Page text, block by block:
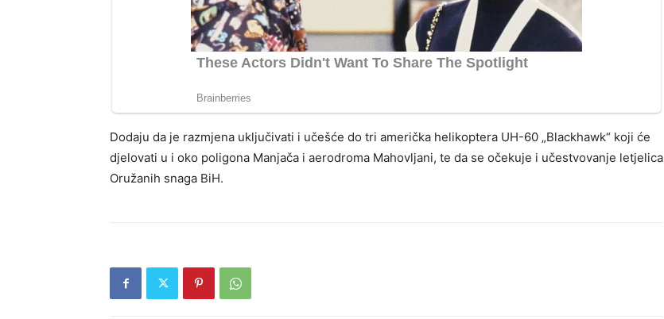
Dodaju da je razmjena uključivati i učešće do tri američka helikoptera UH-60 „Blackhawk“ koji će
djelovati u i oko poligona Manjača i aerodroma Mahovljani, te da se očekuje i učestvovanje letjelica
Oružanih snaga BiH.